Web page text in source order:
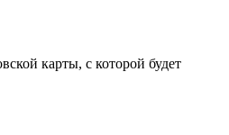
карты, с которой будет